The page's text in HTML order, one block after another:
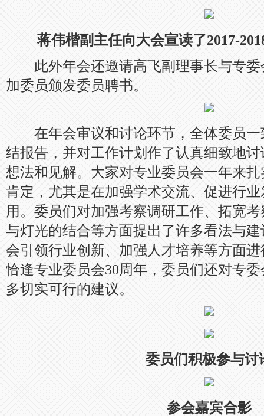
蒋伟楷副主任向大会宣读了2017-
此外年会还邀请高飞副理事长与专委
加委员颁发委员聘书。
在年会审议和讨论环节，全体委员一
结报告，并对工作计划作了认真细致地
想法和见解。大家对专业委员会一年来
肯定，尤其是在加强学术交流、促进行
用。委员们对加强考察调研工作、拓宽
与灯光的结合等方面提出了许多看法与
会引领行业创新、加强人才培养等方面
恰逢专业委员会30周年，委员们还对专
多切实可行的建议。
委员们积极参与讨
参会嘉宾合影